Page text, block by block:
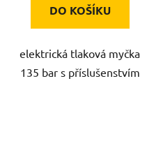
DO KOŠÍKU
elektrická tlaková myčka
135 bar s příslušenstvím